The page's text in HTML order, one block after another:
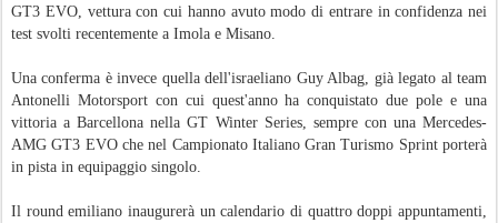
GT3 EVO, vettura con cui hanno avuto modo di entrare in confidenza nei
test svolti recentemente a Imola e Misano.
Una conferma è invece quella dell'israeliano Guy Albag, già legato al team
Antonelli Motorsport con cui quest'anno ha conquistato due pole e una
vittoria a Barcellona nella GT Winter Series, sempre con una Mercedes-
AMG GT3 EVO che nel Campionato Italiano Gran Turismo Sprint porterà
in pista in equipaggio singolo.
Il round emiliano inaugurerà un calendario di quattro doppi appuntamenti,